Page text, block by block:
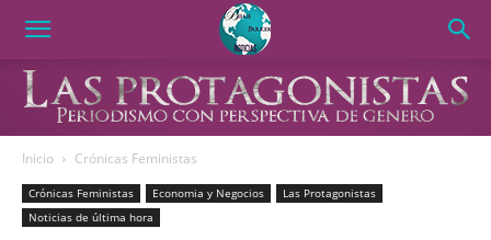
Inicio Crónicas Feministas
Crónicas Feministas Economia y Negocios
Las Protagonistas
Noticias de última hora